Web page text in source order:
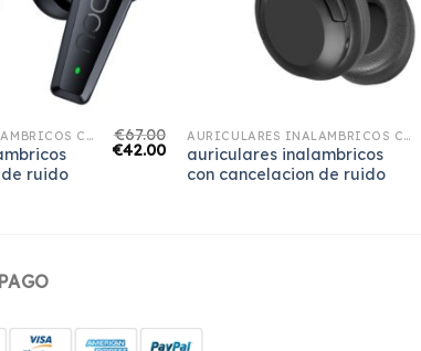
AURICULARES INALAMBRICOS CON CANCELACION DE RUIDO
ruido
€67.00
€42.00
AURICULARES INALAMBRICOS CON CANCELACION DE RUIDO
auriculares inalambricos
con cancelacion de ruido